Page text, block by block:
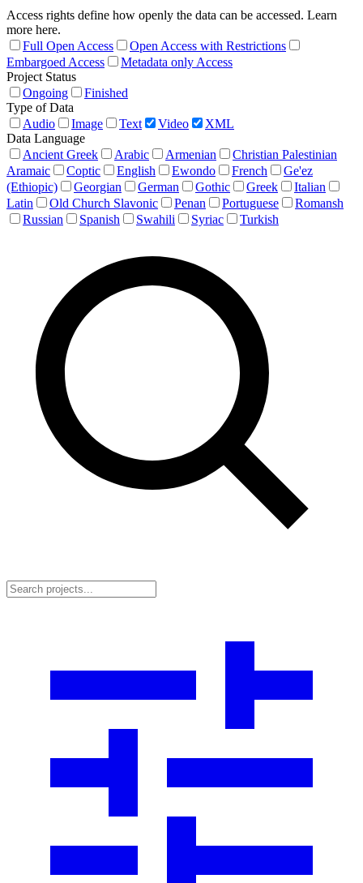
Access rights define how openly the data can be accessed. Learn
more here.
Full Open Access
Open Access with Restrictions
Embargoed Access
Metadata only Access
Project Status
Ongoing
Finished
Type of Data
Audio
Image Text Video
XML
Data Language
Ancient Greek
Arabic Armenian
Christian Palestinian
Aramaic
Coptic English Ewondo French
Ge'ez
(Ethiopic)
Georgian German Gothic Greek
Italian
Latin
Old Church Slavonic Penan Portuguese
Romansh
Russian
Spanish Swahili Syriac Turkish